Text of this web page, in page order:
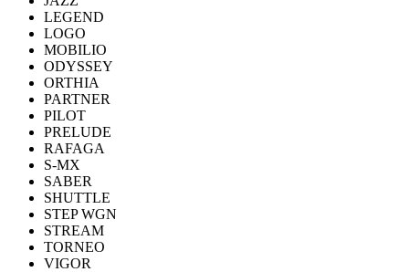
LEGEND
LOGO
MOBILIO
ODYSSEY
ORTHIA
PARTNER
PILOT
PRELUDE
RAFAGA
S-MX
SABER
SHUTTLE
STEP WGN
STREAM
TORNEO
VIGOR